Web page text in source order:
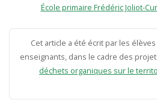
École primaire Frédéric Joliot-
Cet article a été écrit par les
enseignants, dans le cadre des
déchets organiques sur le